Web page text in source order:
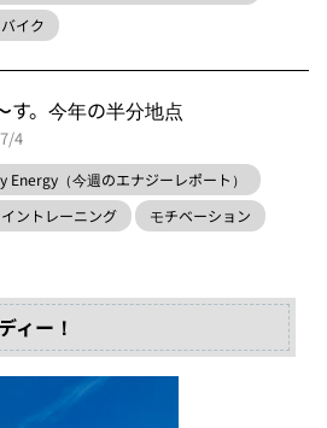
イク
す。今年の半分地点
4
Energy（今週のエナジーレポート）
ントレーニング
モチベーション
ィー！